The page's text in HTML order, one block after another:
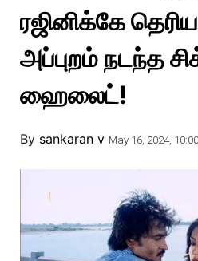
Television
Reviews
Photos
Story
ரஜினிக்கே
அப்புறம் நடந்த
ஹைலைட்!
By sankaran v May 16, 2024,